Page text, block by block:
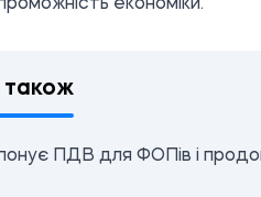
економіки.
також
ПДВ для ФОПів і